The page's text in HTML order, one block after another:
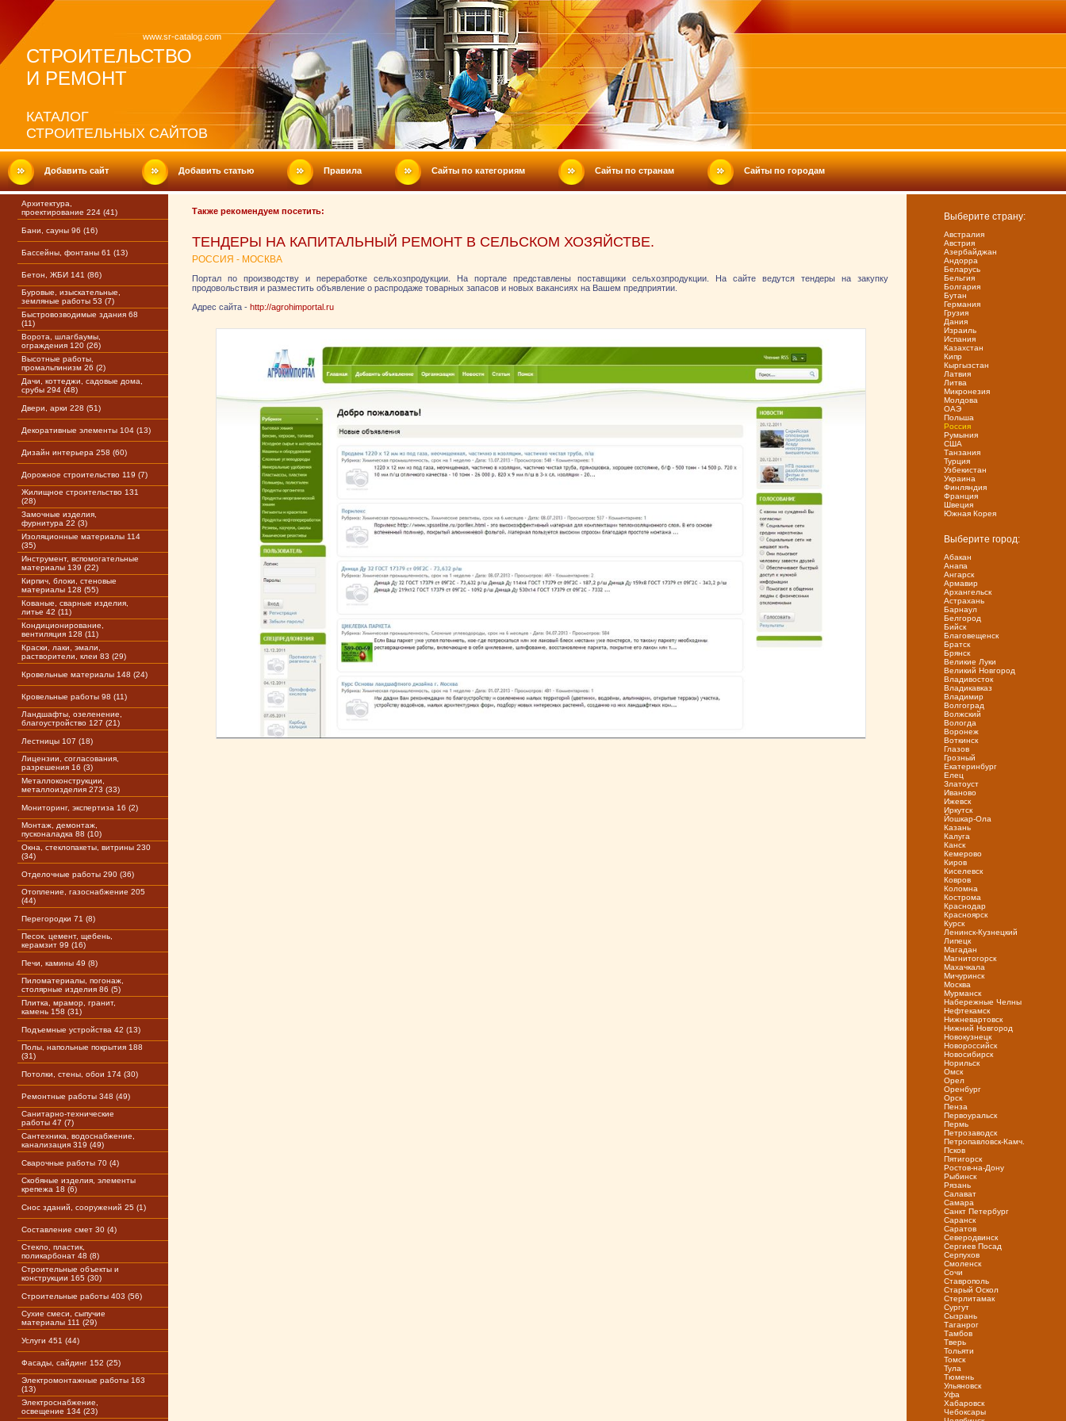
www.sr-catalog.com
СТРОИТЕЛЬСТВО
И РЕМОНТ
КАТАЛОГ
СТРОИТЕЛЬНЫХ САЙТОВ
Добавить сайт Добавить статью Правила Сайты по категориям Сайты по странам Сайты по городам
Архитектура,
проектирование 224 (41)
Бани, сауны 96 (16)
Бассейны, фонтаны 61 (13)
Бетон, ЖБИ 141 (86)
Буровые, изыскательные,
земляные работы 53 (7)
Быстровозводимые здания 68
(11)
Ворота, шлагбаумы,
ограждения 120 (26)
Высотные работы,
промальпинизм 26 (2)
Дачи, коттеджи, садовые дома,
срубы 294 (48)
Двери, арки 228 (51)
Декоративные элементы 104 (13)
Дизайн интерьера 258 (60)
Дорожное строительство 119 (7)
Жилищное строительство 131
(28)
Замочные изделия,
фурнитура 22 (3)
Изоляционные материалы 114
(35)
Инструмент, вспомогательные
материалы 139 (22)
Кирпич, блоки, стеновые
материалы 128 (55)
Кованые, сварные изделия,
литье 42 (11)
Кондиционирование,
вентиляция 128 (11)
Краски, лаки, эмали,
растворители, клеи 83 (29)
Кровельные материалы 148 (24)
Кровельные работы 98 (11)
Ландшафты, озеленение,
благоустройство 127 (21)
Лестницы 107 (18)
Лицензии, согласования,
разрешения 16 (3)
Металлоконструкции,
металлоизделия 273 (33)
Мониторинг, экспертиза 16 (2)
Монтаж, демонтаж,
пусконаладка 88 (10)
Окна, стеклопакеты, витрины 230
(34)
Отделочные работы 290 (36)
Отопление, газоснабжение 205
(44)
Перегородки 71 (8)
Песок, цемент, щебень,
керамзит 99 (16)
Печи, камины 49 (8)
Пиломатериалы, погонаж,
столярные изделия 86 (5)
Плитка, мрамор, гранит,
камень 158 (31)
Подъемные устройства 42 (13)
Полы, напольные покрытия 188
(31)
Потолки, стены, обои 174 (30)
Ремонтные работы 348 (49)
Санитарно-технические
работы 47 (7)
Сантехника, водоснабжение,
канализация 319 (49)
Сварочные работы 70 (4)
Скобяные изделия, элементы
крепежа 18 (6)
Снос зданий, сооружений 25 (1)
Составление смет 30 (4)
Стекло, пластик,
поликарбонат 48 (8)
Строительные объекты и
конструкции 165 (30)
Строительные работы 403 (56)
Сухие смеси, сыпучие
материалы 111 (29)
Услуги 451 (44)
Фасады, сайдинг 152 (25)
Электромонтажные работы 163
(13)
Электроснабжение,
освещение 134 (23)
Также рекомендуем посетить:
ТЕНДЕРЫ НА КАПИТАЛЬНЫЙ РЕМОНТ В СЕЛЬСКОМ ХОЗЯЙСТВЕ.
РОССИЯ - МОСКВА
Портал по производству и переработке сельхозпродукции. На портале представлены поставщики сельхозпродукции. На сайте ведутся тендеры на закупку
продовольствия и разместить объявление о распродаже товарных запасов и новых вакансиях на Вашем предприятии.
Адрес сайта - http://agrohimportal.ru
Выберите страну:
Австралия
Австрия
Азербайджан
Андорра
Беларусь
Бельгия
Болгария
Бутан
Германия
Грузия
Дания
Израиль
Испания
Казахстан
Кипр
Кыргызстан
Латвия
Литва
Микронезия
Молдова
ОАЭ
Польша
Россия
Румыния
США
Танзания
Турция
Узбекистан
Украина
Финляндия
Франция
Швеция
Южная Корея
Выберите город:
Абакан
Анапа
Ангарск
Армавир
Архангельск
Астрахань
Барнаул
Белгород
Бийск
Благовещенск
Братск
Брянск
Великие Луки
Великий Новгород
Владивосток
Владикавказ
Владимир
Волгоград
Волжский
Вологда
Воронеж
Воткинск
Глазов
Грозный
Екатеринбург
Елец
Златоуст
Иваново
Ижевск
Иркутск
Йошкар-Ола
Казань
Калуга
Канск
Кемерово
Киров
Киселевск
Ковров
Коломна
Кострома
Краснодар
Красноярск
Курск
Ленинск-Кузнецкий
Липецк
Магадан
Магнитогорск
Махачкала
Мичуринск
Москва
Мурманск
Набережные Челны
Нефтекамск
Нижневартовск
Нижний Новгород
Новокузнецк
Новороссийск
Новосибирск
Норильск
Омск
Орел
Оренбург
Орск
Пенза
Первоуральск
Пермь
Петрозаводск
Петропавловск-Камч.
Псков
Пятигорск
Ростов-на-Дону
Рыбинск
Рязань
Салават
Самара
Санкт Петербург
Саранск
Саратов
Северодвинск
Сергиев Посад
Серпухов
Смоленск
Сочи
Ставрополь
Старый Оскол
Стерлитамак
Сургут
Сызрань
Таганрог
Тамбов
Тверь
Тольяти
Томск
Тула
Тюмень
Ульяновск
Уфа
Хабаровск
Чебоксары